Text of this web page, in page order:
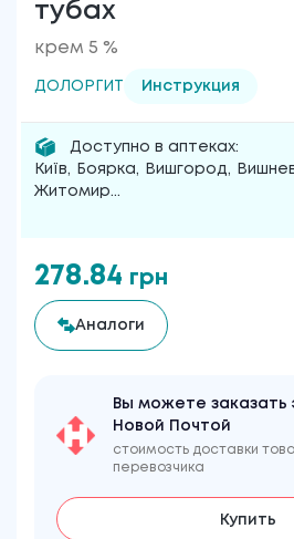
тубах
крем 5 %
ДОЛОРГИТ Инструкция
Доступно в аптеках:
Київ, Боярка, Вишгород,
Житомир...
278.84 грн
Аналоги
Вы можете заказать
Новой Почтой
стоимость доставки
перевозчика
Купить